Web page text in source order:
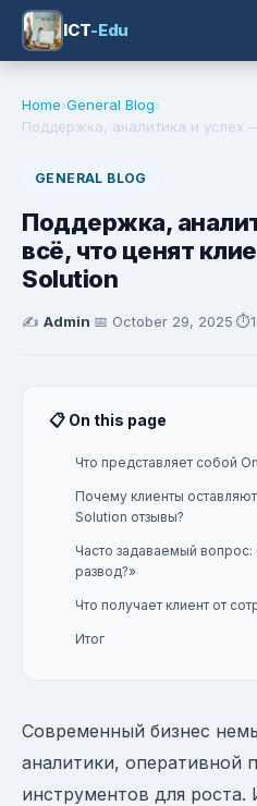
ICT-Edu
Home›General Blog›
Поддержка, аналитика и успех
GENERAL BLOG
Поддержка,
всё, что ценят
Solution
✍️ Admin·📅 October 29, 2025·⏱️
📋 On this page
Что представляет собой
Почему клиенты
Solution отзывы?
Часто задаваемый
развод?»
Что получает клиент от
Итог
Современный бизнес
аналитики, оперативной
инструментов для